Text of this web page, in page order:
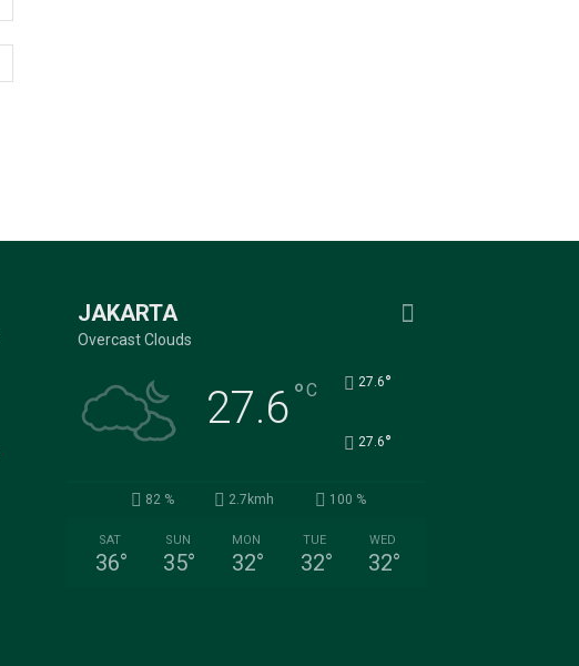
JAKARTA
Overcast Clouds
27.6°C 27.6°
27.6°
82 % 2.7kmh 100 %
SAT
36°
SUN
35°
MON
32°
TUE
32°
WED
32°